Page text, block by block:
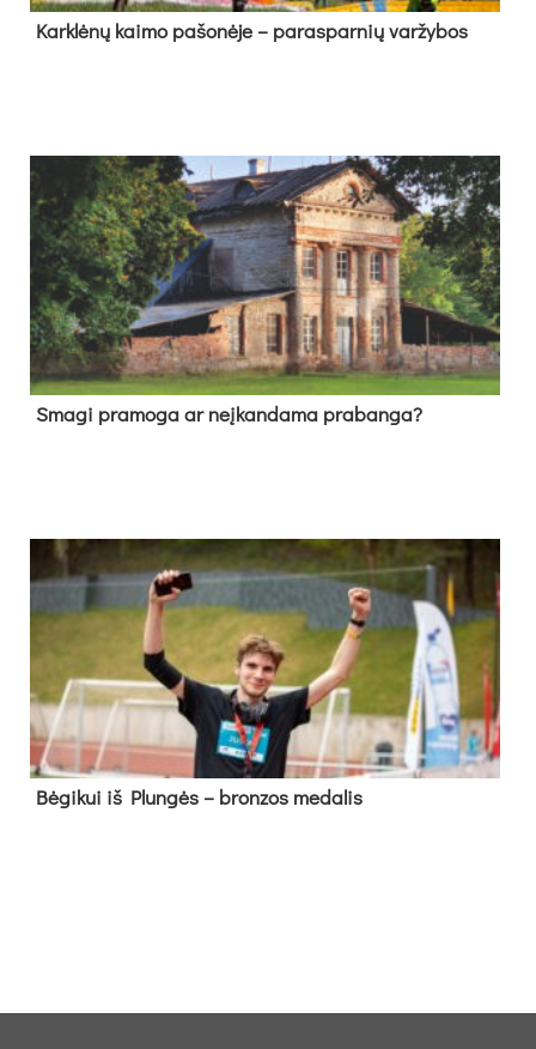
Kark­lė­nų kai­mo pa­šo­nė­je – pa­ras­par­nių var­žy­bos
Sma­gi pra­mo­ga ar neį­kan­da­ma pra­ban­ga?
Bė­gi­kui iš Plun­gės – bron­zos me­da­lis